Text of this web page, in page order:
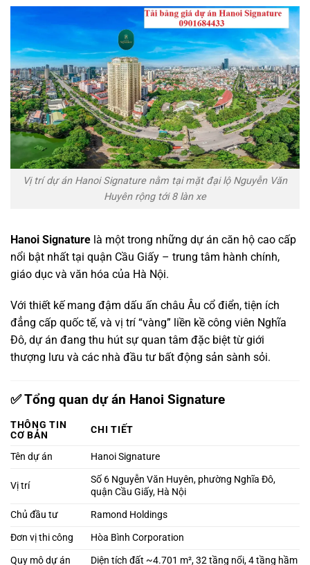
Vị trí dự án Hanoi Signature nằm tại mặt đại lộ Nguyễn Văn
Huyên rộng tới 8 làn xe
Hanoi Signature là một trong những dự án căn hộ cao cấp
nổi bật nhất tại quận Cầu Giấy – trung tâm hành chính,
giáo dục và văn hóa của Hà Nội.
Với thiết kế mang đậm dấu ấn châu Âu cổ điển, tiện ích
đẳng cấp quốc tế, và vị trí “vàng” liền kề công viên Nghĩa
Đô, dự án đang thu hút sự quan tâm đặc biệt từ giới
thượng lưu và các nhà đầu tư bất động sản sành sỏi.
✅ Tổng quan dự án Hanoi Signature
THÔNG TIN
CƠ BẢN
CHI TIẾT
Tên dự án Hanoi Signature
Vị trí
Số 6 Nguyễn Văn Huyên, phường Nghĩa Đô,
quận Cầu Giấy, Hà Nội
Chủ đầu tư
Ramond Holdings
Đơn vị thi công
Hòa Bình Corporation
Quy mô dự án
Diện tích đất ~4.701 m², 32 tầng nổi, 4 tầng hầm